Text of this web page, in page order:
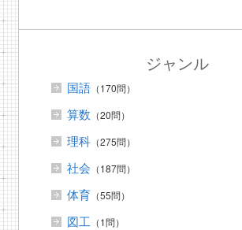
ジャンル
国語（170問）
算数 （20問）
理科（275問）
社会 （187問）
体育（55問）
図工 （1問）